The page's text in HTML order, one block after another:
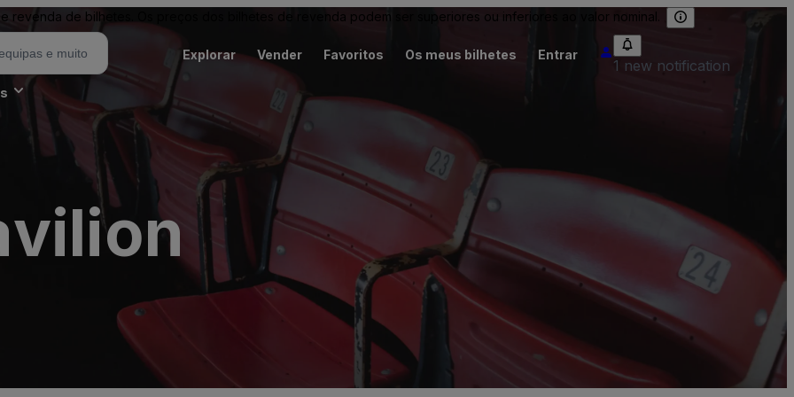
revenda de bilhetes. Os preços dos bilhetes de revenda podem ser superiores ou inferiores ao valor nominal.
Explorar Vender Favoritos Os meus bilhetes Entrar
1 new notification